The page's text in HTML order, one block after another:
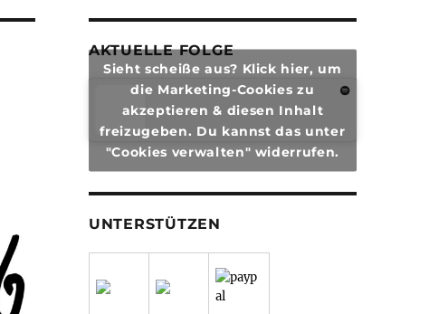
AKTUELLE FOLGE
Sieht scheiße aus? Klick hier, um
die Marketing-Cookies zu
akzeptieren & diesen Inhalt
freizugeben. Du kannst das unter
"Cookies verwalten" widerrufen.
UNTERSTÜTZEN